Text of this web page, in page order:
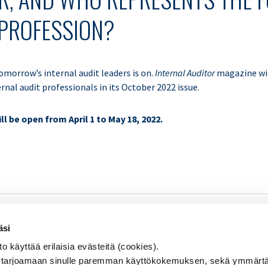
käyttää erilaisia evästeitä (cookies).
sinulle paremman käyttökokemuksen, sekä
internal audit leaders is on.Internal Auditormagazine
audit professionals in its October 2022 issue.
be open from April 1 to May 18, 2022.
AJANKOHTAISTA